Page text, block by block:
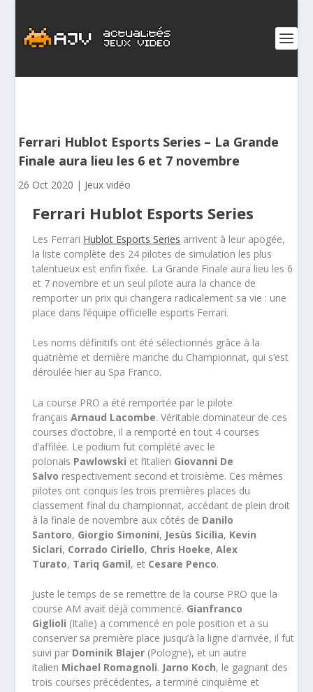
Ferrari Hublot Esports Series – La Grande
Finale aura lieu les 6 et 7 novembre
26 Oct 2020 | Jeux vidéo
Ferrari Hublot Esports Series
Les Ferrari Hublot Esports Series arrivent à leur apogée,
la liste complète des 24 pilotes de simulation les plus
talentueux est enfin fixée. La Grande Finale aura lieu les 6
et 7 novembre et un seul pilote aura la chance de
remporter un prix qui changera radicalement sa vie : une
place dans l’équipe officielle esports Ferrari.
Les noms définitifs ont été sélectionnés grâce à la
quatrième et dernière manche du Championnat, qui s’est
déroulée hier au Spa Franco.
La course PRO a été remportée par le pilote
françaisArnaud Lacombe. Véritable dominateur de ces
courses d’octobre, il a remporté en tout 4 courses
d’affilée. Le podium fut complété avec le
polonais Pawlowski et l’italien Giovanni De
Salvo respectivement second et troisième. Ces mêmes
pilotes ont conquis les trois premières places du
classement final du championnat, accédant de plein droit
à la finale de novembre aux côtés de Danilo
Santoro, Giorgio Simonini, Jesùs Sicilia, Kevin
Siclari, Corrado Ciriello, Chris Hoeke,Alex
Turato, Tariq Gamil, et Cesare Penco.
Juste le temps de se remettre de la course PRO que la
course AM avait déjà commencé. Gianfranco
Giglioli (Italie) a commencé en pole position et a su
conserver sa première place jusqu’à la ligne d’arrivée, il fut
suivi par Dominik Blajer (Pologne), et un autre
italien Michael Romagnoli. Jarno Koch, le gagnant des
trois courses précédentes, a terminé cinquième et